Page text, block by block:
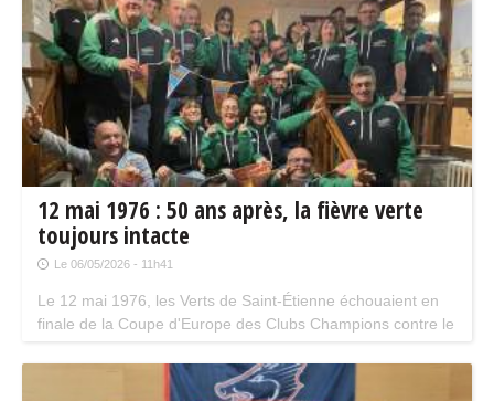
12 mai 1976 : 50 ans après, la fièvre verte
toujours intacte
Le 06/05/2026 - 11h41
Le 12 mai 1976, les Verts de Saint-Étienne échouaient en
finale de la Coupe d'Europe des Clubs Champions contre le
carrés... Mais depuis, la fièvre verte continue de toucher de
nombreux foyers français et auvergnats encore aujourd'hui.